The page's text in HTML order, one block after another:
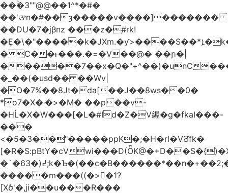
��ۚ�3""@@��1^*�#�
��'ᤅn�#��ȝ�����v����]�������
��DU�7�jβnz ���z�֚#rk!
�Ȩ�\�"�����k�JXm.�ƴ>����S��*ܐ�k��nJ�
� C��˫���.�=�V��@� ��ɲ�|
�����7��x�Q�"+^��)�unC
�_��(�usd�� ��Wv|
�O�7%��8Jt�da[��J��8ws��0�
*o7�X�˓�>�M� ��p��v-
�HĹ�X�W���[�L�#Id�Z�V䌂�g�fkaI���-
���
<�5�3��"�����ppK�;�H�rl�VϨ̽fk�
[�R�S:pBtY�cV
�`�6߄(�3;k�Ƅ�(��c�B������*��n�+��2;��^��Q�މ7X�v�b
�����m���((�>򍹐�1?
[Xծ߲'�,ji��u���R���